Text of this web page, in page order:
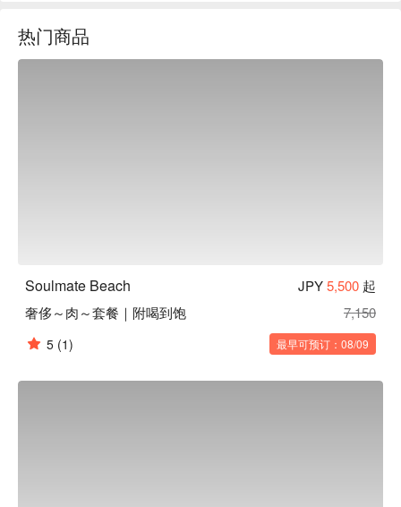
时包含 50 种以上酒水饮料喝到饱。让您喝酒吃肉，一次满
足！
热门商品
Soulmate Beach JPY5,500 起
奢侈～肉～套餐｜附喝到饱
7,150
5 (1) 最早可预订：08/09